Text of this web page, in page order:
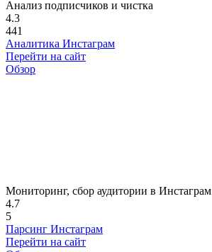
Анализ подписчиков и чистка
4.3
441
Аналитика Инстаграм
Перейти на сайт
Обзор
Мониторинг, сбор аудитории в Инстаграм
4.7
5
Парсинг Инстаграм
Перейти на сайт